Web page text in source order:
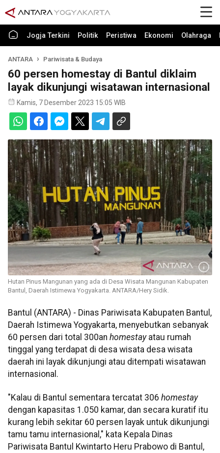
Jogja Terkini Politik Peristiwa Ekonomi Olahraga
ANTARA Pariwisata & Budaya
60 persen homestay di Bantul diklaim
layak dikunjungi wisatawan internasional
Kamis, 7 Desember 2023 15:05 WIB
Hutan Pinus Mangunan yang ada di Desa Wisata Mangunan Kabupaten
Bantul, Daerah Istimewa Yogyakarta. ANTARA/Hery Sidik.
Bantul (ANTARA) - Dinas Pariwisata Kabupaten Bantul,
Daerah Istimewa Yogyakarta, menyebutkan sebanyak
60 persen dari total 300an homestayatau rumah
tinggal yang terdapat di desa wisata desa wisata
daerah ini layak dikunjungi atau ditempati wisatawan
internasional.
"Kalau di Bantul sementara tercatat 306 homestay
dengan kapasitas 1.050 kamar, dan secara kuratif itu
kurang lebih sekitar 60 persen layak untuk dikunjungi
tamu tamu internasional," kata Kepala Dinas
Pariwisata Bantul Kwintarto Heru Prabowo di Bantul,